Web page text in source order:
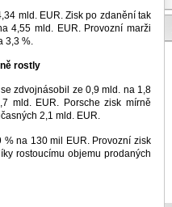
mld. EUR. Zisk po zdanění tak
4,55 mld. EUR. Provozní marži
3,3 %.
rostly
zdvojnásobil ze 0,9 mld. na 1,8
mld. EUR. Porsche zisk mírně
2,1 mld. EUR.
% na 130 mil EUR. Provozní zisk
rostoucímu objemu prodaných